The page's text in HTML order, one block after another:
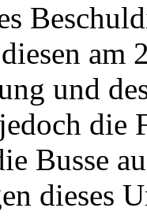
am
und
die
Busse
dieses